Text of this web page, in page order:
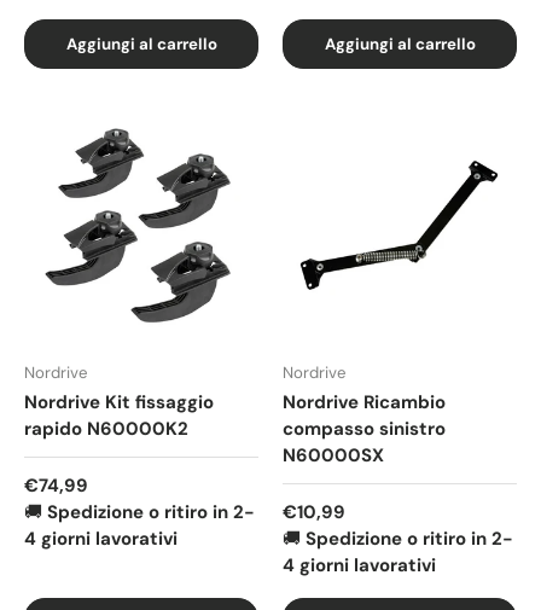
Aggiungi al carrello Aggiungi al carrello
Nordrive
Nordrive Kit fissaggio
rapido N60000K2
Prezzo normale
€74,99
🚚 Spedizione o ritiro in 2-
4 giorni lavorativi
Nordrive
Nordrive Ricambio
compasso sinistro
N60000SX
Prezzo normale
€10,99
🚚 Spedizione o ritiro in 2-
4 giorni lavorativi